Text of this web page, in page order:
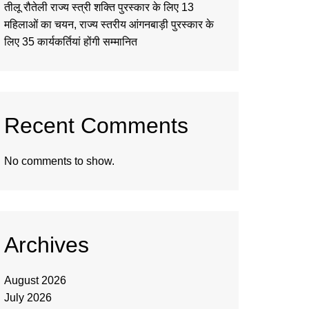
तीलू रौतेली राज्य स्त्री शक्ति पुरस्कार के लिए 13
महिलाओं का चयन, राज्य स्तरीय आंगनबाड़ी पुरस्कार के
लिए 35 कार्यकर्तियां होंगी सम्मानित
Recent Comments
No comments to show.
Archives
August 2026
July 2026